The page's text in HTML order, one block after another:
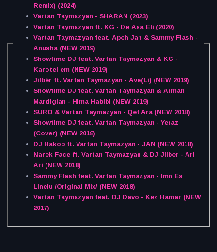
Remix) (2024)
Vartan Taymazyan - SHARAN (2023)
Vartan Taymazyan ft. KG - De Asa Eli (2020)
Vartan Taymazyan feat. Apeh Jan & Sammy Flash -
Anusha (NEW 2019)
Showtime DJ feat. Vartan Taymazyan & KG -
Karotel em (NEW 2019)
Jilbér ft. Vartan Taymazyan - Ave(Li) (NEW 2019)
Showtime DJ feat. Vartan Taymazyan & Arman
Mardigian - Hima Habibi (NEW 2019)
SURO & Vartan Taymazyan - Qef Ara (NEW 2018)
Showtime DJ feat. Vartan Taymazyan - Yeraz
(Cover) (NEW 2018)
DJ Hakop ft. Vartan Taymazyan - JAN (NEW 2018)
Narek Face ft. Vartan Taymazyan & DJ Jilber - Ari
Ari (NEW 2018)
Sammy Flash feat. Vartan Taymazyan - Imn Es
Linelu /Original Mix/ (NEW 2018)
Vartan Taymazyan feat. DJ Davo - Kez Hamar (NEW
2017)